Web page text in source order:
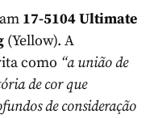
17-5104 Ultimate
(Yellow). A
como “a união de
de cor que
de consideração